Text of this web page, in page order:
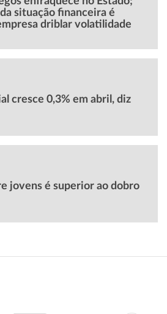
situação financeira é
driblar volatilidade
cresce 0,3% em abril, diz
jovens é superior ao dobro